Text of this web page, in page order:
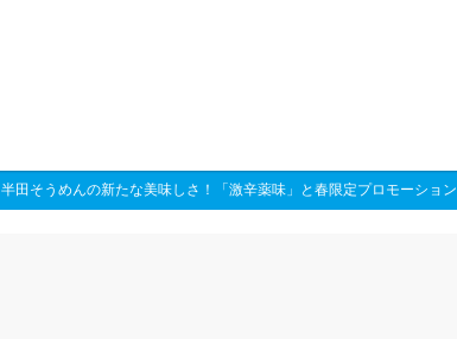
半田そうめんの新たな美味しさ！「激辛薬味」と春限定プロモーション